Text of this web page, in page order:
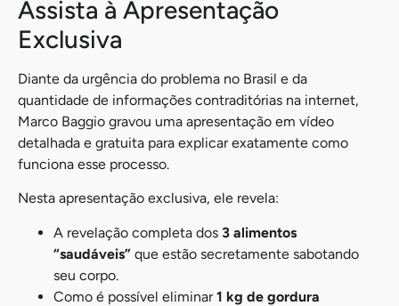
Assista à Apresentação
Exclusiva
Diante da urgência do problema no Brasil e da
quantidade de informações contraditórias na internet,
Marco Baggio gravou uma apresentação em vídeo
detalhada e gratuita para explicar exatamente como
funciona esse processo.
Nesta apresentação exclusiva, ele revela:
A revelação completa dos 3 alimentos
“saudáveis” que estão secretamente sabotando
seu corpo.
Como é possível eliminar1 kg de gordura